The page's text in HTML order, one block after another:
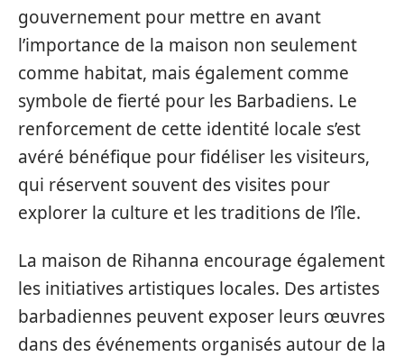
gouvernement pour mettre en avant
l’importance de la maison non seulement
comme habitat, mais également comme
symbole de fierté pour les Barbadiens. Le
renforcement de cette identité locale s’est
avéré bénéfique pour fidéliser les visiteurs,
qui réservent souvent des visites pour
explorer la culture et les traditions de l’île.
La maison de Rihanna encourage également
les initiatives artistiques locales. Des artistes
barbadiennes peuvent exposer leurs œuvres
dans des événements organisés autour de la